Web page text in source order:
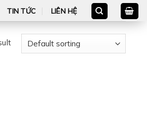
TIN TỨC LIÊN HỆ